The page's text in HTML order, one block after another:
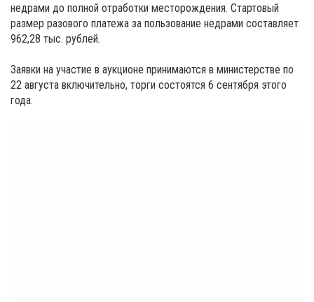
недрами до полной отработки месторождения. Стартовый
размер разового платежа за пользование недрами составляет
962,28 тыс. рублей.
Заявки на участие в аукционе принимаются в министерстве по
22 августа включительно, торги состоятся 6 сентября этого
года.